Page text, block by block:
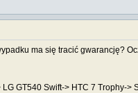
ma się tracić gwarancję?
GT540 Swift-> HTC 7 Trophy->